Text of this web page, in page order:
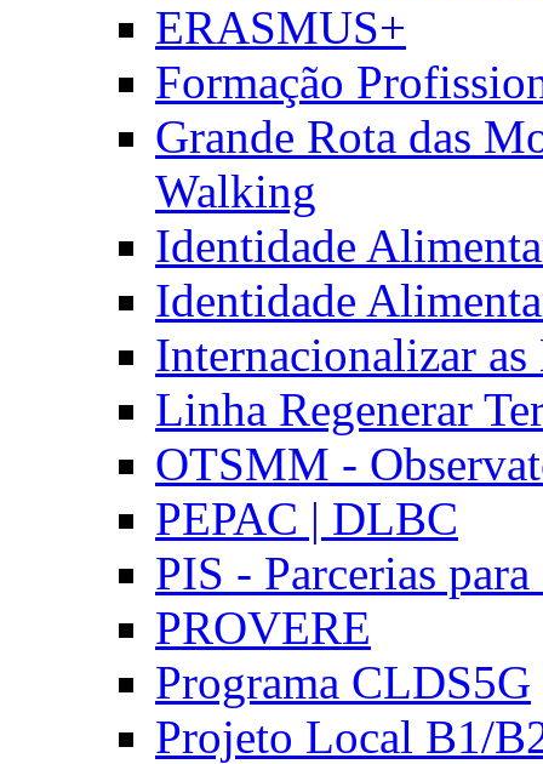
ERASMUS+
Formação
Grande Rota das
Walking
Identidade
Identidade
Internacionalizar
Linha Regenerar
OTSMM -
PEPAC | DLBC
PIS - Parcerias
PROVERE
Programa CLDS5G
Projeto Local B1/